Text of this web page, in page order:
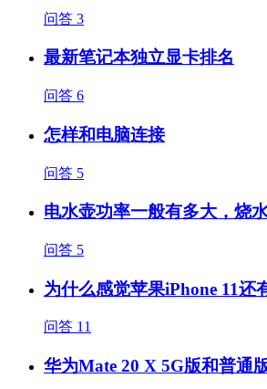
问答 3
最新笔记本独立显卡排名
问答 6
怎样和电脑连接
问答 5
电水壶功率一般有多大，烧
问答 5
为什么感觉苹果iPhone 11还
问答 11
华为Mate 20 X 5G版和普通